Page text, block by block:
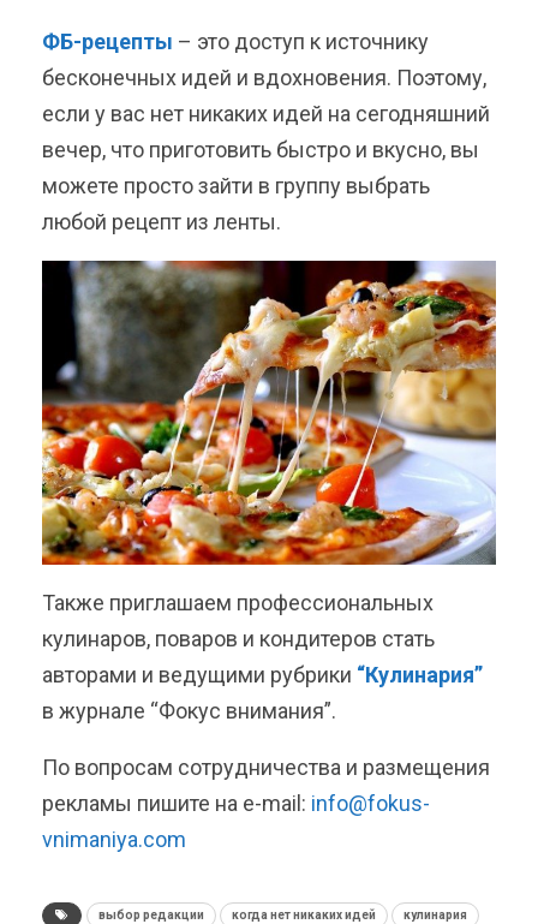
ФБ-рецепты – это доступ к источнику
бесконечных идей и вдохновения. Поэтому,
если у вас нет никаких идей на сегодняшний
вечер, что приготовить быстро и вкусно, вы
можете просто зайти в группу выбрать
любой рецепт из ленты.
Также приглашаем профессиональных
кулинаров, поваров и кондитеров стать
авторами и ведущими рубрики “Кулинария”
в журнале “Фокус внимания”.
По вопросам сотрудничества и размещения
рекламы пишите на e-mail: info@fokus-
vnimaniya.com
выбор редакции когда нет никаких идей кулинария